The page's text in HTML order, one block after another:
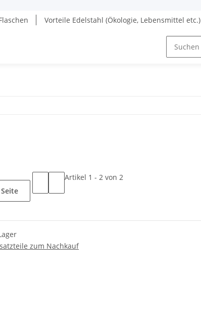
Vorteile Edelstahl (Ökologie, Lebensmittel etc.)
Artikel 1 - 2 von 2